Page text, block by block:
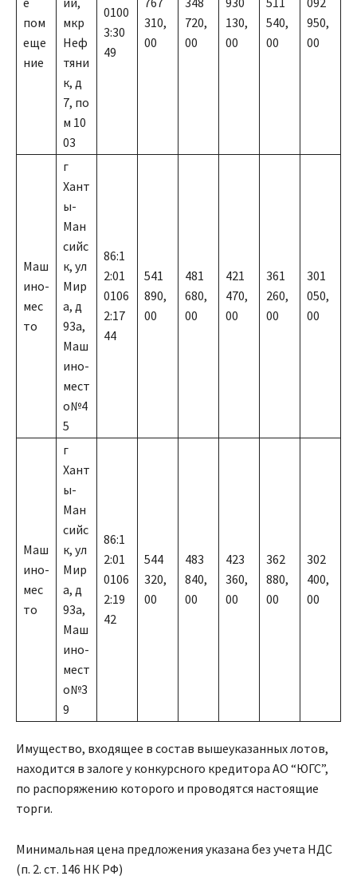
пом
еще
ние
мкр
Неф
тяни
к, д
7, по
м 10
03
0100
3:30
49
310,
00
720,
00
130,
00
540,
00
950,
00
Маш
ино-
мес
то
г
Хант
ы-
Ман
сийс
к, ул
Мир
а, д
93а,
Маш
ино-
мест
о№4
5
86:1
2:01
0106
2:17
44
541
890,
00
481
680,
00
421
470,
00
361
260,
00
301
050,
00
Маш
ино-
мес
то
г
Хант
ы-
Ман
сийс
к, ул
Мир
а, д
93а,
Маш
ино-
мест
о№3
9
86:1
2:01
0106
2:19
42
544
320,
00
483
840,
00
423
360,
00
362
880,
00
302
400,
00
​Имущество, входящее в состав вышеуказанных лотов,
находится в залоге у конкурсного кредитора АО “ЮГС”,
по распоряжению которого и проводятся настоящие
торги.
Минимальная цена предложения указана без учета НДС
(п. 2. ст. 146 НК РФ)